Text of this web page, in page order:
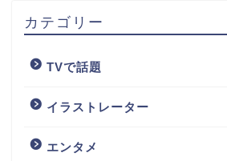
カテゴリー
TVで話題
イラストレーター
エンタメ